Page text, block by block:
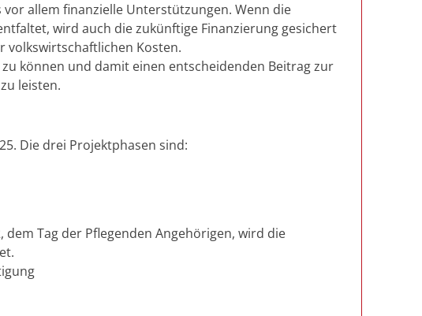
allem finanzielle Unterstützungen. Wenn die
wird auch die zukünftige Finanzierung gesichert
volkswirtschaftlichen Kosten.
können und damit einen entscheidenden Beitrag zur
leisten.
Die drei Projektphasen sind:
dem Tag der Pflegenden Angehörigen, wird die